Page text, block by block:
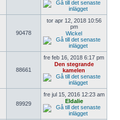
90478
tor apr 12, 2018 10:56
pm
Wickel
88661
fre feb 16, 2018 6:17 pm
Den stegrande
kamelen
89929
fre jul 15, 2016 12:23 am
Eldalie